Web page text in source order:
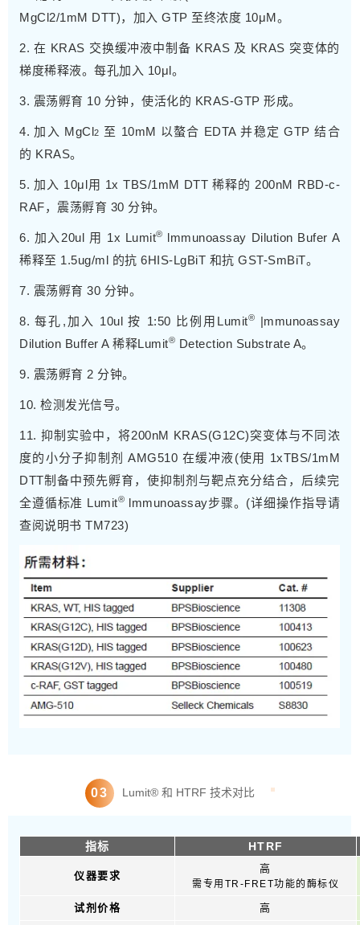
MgCl2/1mM DTT)，加入 GTP 至终浓度 10μM。
2. 在 KRAS 交换缓冲液中制备 KRAS 及 KRAS 突变体的
梯度稀释液。每孔加入 10μl。
3. 震荡孵育 10 分钟，使活化的 KRAS-GTP 形成。
4. 加入 MgCl2 至 10mM 以螯合 EDTA 并稳定 GTP 结合
的 KRAS。
5. 加入 10μl用 1x TBS/1mM DTT 稀释的 200nM RBD-c-
RAF，震荡孵育 30 分钟。
6. 加入20ul 用 1x Lumit® lmmunoassay Dilution Bufer A
稀释至 1.5ug/ml 的抗 6HIS-LgBiT 和抗 GST-SmBiT。
7. 震荡孵育 30 分钟。
8. 每孔,加入 10ul 按 1:50 比例用Lumit®
|mmunoassay
Dilution Buffer A 稀释Lumit® Detection Substrate A。
9. 震荡孵育 2 分钟。
10. 检测发光信号。
11. 抑制实验中，将200nM KRAS(G12C)突变体与不同浓
度的小分子抑制剂 AMG510 在缓冲液(使用 1xTBS/1mM
DTT制备中预先孵育，使抑制剂与靶点充分结合，后续完
全遵循标准 Lumit® lmmunoassay步骤。(详细操作指导请
查阅说明书 TM723)
03 Lumit® 和 HTRF 技术对比
指标 HTRF
仪器要求
高
需专用TR-FRET功能的酶标仪
试剂价格 高